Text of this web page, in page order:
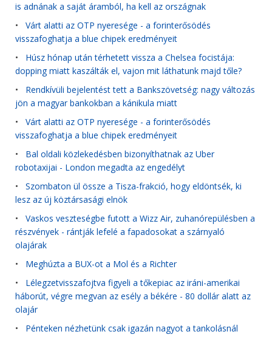
is adnának a saját áramból, ha kell az országnak
• Várt alatti az OTP nyeresége - a forinterősödés
visszafoghatja a blue chipek eredményeit
• Húsz hónap után térhetett vissza a Chelsea focistája:
dopping miatt kaszálták el, vajon mit láthatunk majd tőle?
• Rendkívüli bejelentést tett a Bankszövetség: nagy változás
jön a magyar bankokban a kánikula miatt
• Várt alatti az OTP nyeresége - a forinterősödés
visszafoghatja a blue chipek eredményeit
• Bal oldali közlekedésben bizonyíthatnak az Uber
robotaxijai - London megadta az engedélyt
• Szombaton ül össze a Tisza-frakció, hogy eldöntsék, ki
lesz az új köztársasági elnök
• Vaskos veszteségbe futott a Wizz Air, zuhanórepülésben a
részvények - rántják lefelé a fapadosokat a szárnyaló
olajárak
• Meghúzta a BUX-ot a Mol és a Richter
• Lélegzetvisszafojtva figyeli a tőkepiac az iráni-amerikai
háborút, végre megvan az esély a békére - 80 dollár alatt az
olajár
• Pénteken nézhetünk csak igazán nagyot a tankolásnál